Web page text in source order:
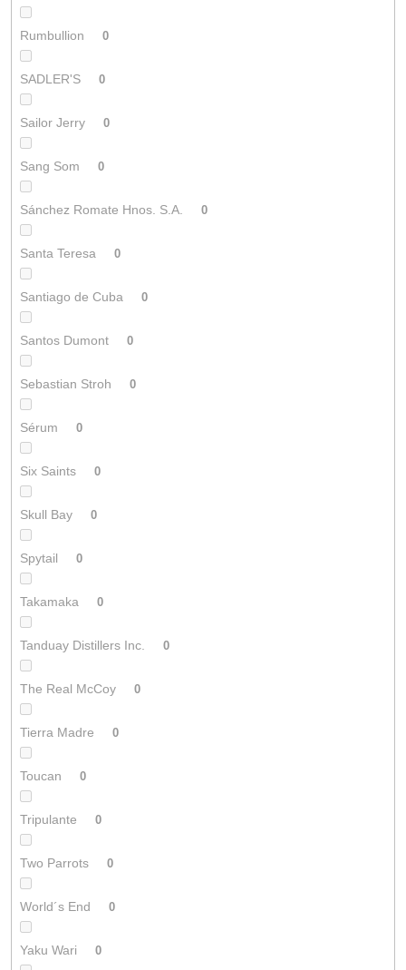
Rumbullion 0
SADLER'S 0
Sailor Jerry 0
Sang Som 0
Sánchez Romate Hnos. S.A. 0
Santa Teresa 0
Santiago de Cuba 0
Santos Dumont 0
Sebastian Stroh 0
Sérum 0
Six Saints 0
Skull Bay 0
Spytail 0
Takamaka 0
Tanduay Distillers Inc. 0
The Real McCoy 0
Tierra Madre 0
Toucan 0
Tripulante 0
Two Parrots 0
World´s End 0
Yaku Wari 0